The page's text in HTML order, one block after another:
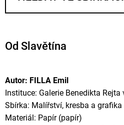
Od Slavětína
Autor: FILLA Emil
Instituce: Galerie Benedikta Rejta
Sbírka: Malířství, kresba a grafika
Materiál: Papír (papír)